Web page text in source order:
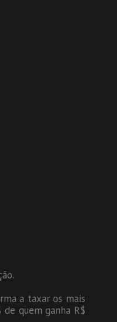
a taxar os mais
quem ganha R$